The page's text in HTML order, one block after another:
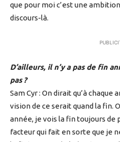
que pour moi c’est une
discours-là.
D’ailleurs, il n’y a pas de fin
pas ?
Sam Cyr : On dirait qu’à
vision de ce serait quand la fin.
année, je vois la fin toujours de
facteur qui fait en sorte que je